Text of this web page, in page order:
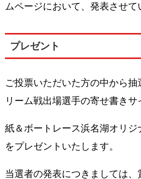
ムページにおいて、発表させて
プレゼント
ご投票いただいた方の中から抽
リーム戦出場選手の寄せ書きサ
紙＆ボートレース浜名湖オリジ
をプレゼントいたします。
当選者の発表につきましては、